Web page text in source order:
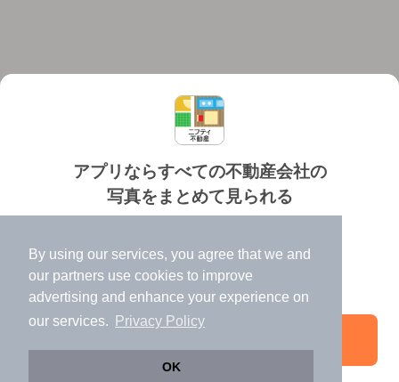
By using our services, you agree that we and
our partners use cookies to improve
advertising and enhance your experience on
our services.
Privacy Policy
OK
アプリならすべての不動産会社の
写真をまとめて見られる
✔️
高速表示で似た物件も見つけやすい
✔️
便利な通知機能も充実
個人情報保護ポリシー 利用規約
©NIFTY Lifestyle Co., Ltd.